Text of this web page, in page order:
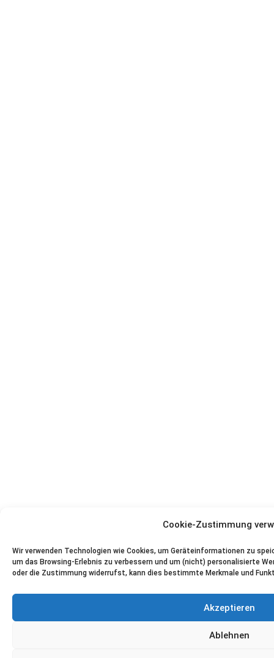
Cookie-Zustimmung
Wir verwenden Technologien wie Cookies, um Geräteinformationen zu
um das Browsing-Erlebnis zu verbessern und um (nicht) personalisierte
oder die Zustimmung widerrufst, kann dies bestimmte Merkmale und
Akzeptieren
Ablehnen